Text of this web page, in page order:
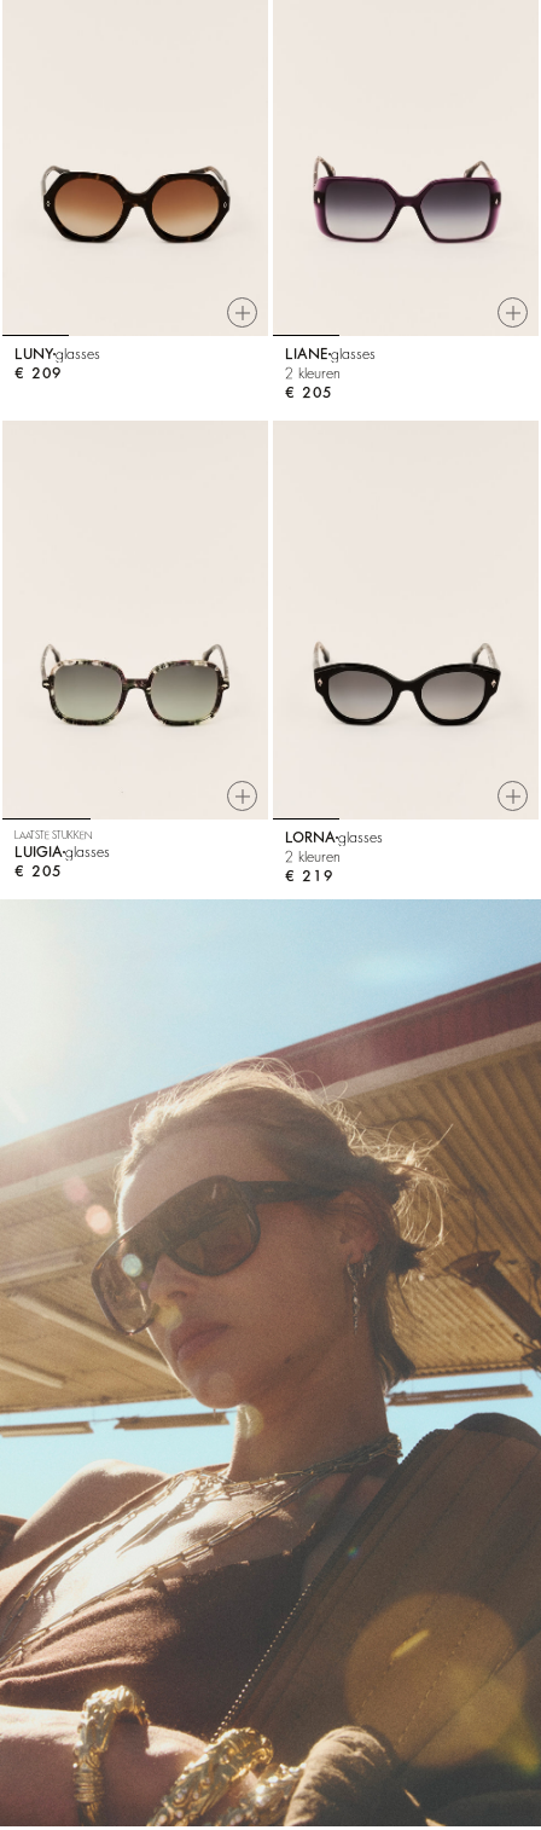
LUNYglasses
€ 209
LIANE glasses
2 kleuren
€ 205
LAATSTE STUKKEN
LUIGIAglasses
€ 205
LORNAglasses
2 kleuren
€ 219